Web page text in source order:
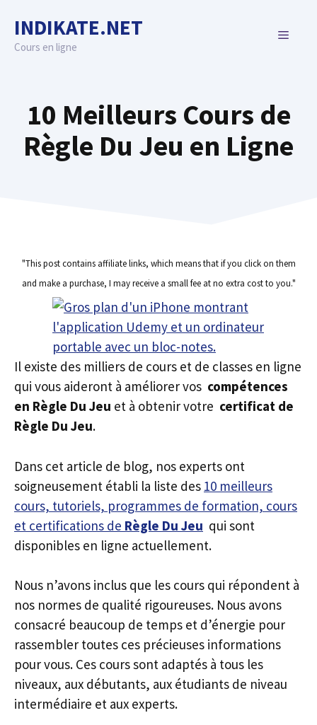
content
INDIKATE.NET
Cours en ligne
MENU
10 Meilleurs Cours de
Règle Du Jeu en Ligne
"This post contains affiliate links, which means that if you click on them
and make a purchase, I may receive a small fee at no extra cost to you."
Il existe des milliers de cours et de classes en ligne
qui vous aideront à améliorer vos compétences
en Règle Du Jeu et à obtenir votre certificat de
Règle Du Jeu.
Dans cet article de blog, nos experts ont
soigneusement établi la liste des 10 meilleurs
cours, tutoriels, programmes de formation, cours
et certifications de Règle Du Jeu qui sont
disponibles en ligne actuellement.
Nous n’avons inclus que les cours qui répondent à
nos normes de qualité rigoureuses. Nous avons
consacré beaucoup de temps et d’énergie pour
rassembler toutes ces précieuses informations
pour vous. Ces cours sont adaptés à tous les
niveaux, aux débutants, aux étudiants de niveau
intermédiaire et aux experts.